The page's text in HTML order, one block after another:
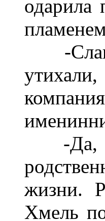
одарила
-
-Да,
жизни.
Хмель